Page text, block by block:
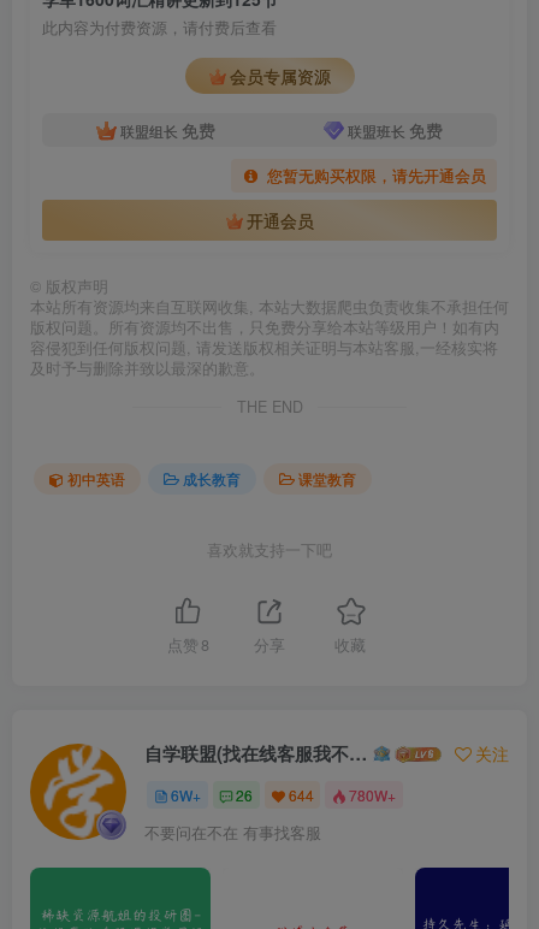
此内容为付费资源，请付费后查看
会员专属资源
联盟组长 免费 联盟班长 免费
您暂无购买权限，请先开通会员
开通会员
© 版权声明
本站所有资源均来自互联网收集, 本站大数据爬虫负责收集不承担任何
版权问题。所有资源均不出售，只免费分享给本站等级用户！如有内
容侵犯到任何版权问题, 请发送版权相关证明与本站客服,一经核实将
及时予与删除并致以最深的歉意。
THE END
初中英语 成长教育 课堂教育
喜欢就支持一下吧
点赞 8 分享 收藏
自学联盟(找在线客服我不回信息的) 关注
6W+ 26 644 780W+
不要问在不在 有事找客服